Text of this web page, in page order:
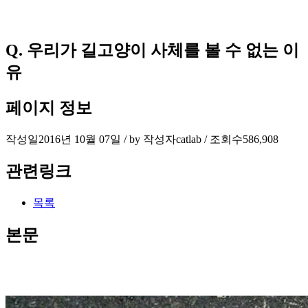
Q. 우리가 길고양이 사체를 볼 수 없는 이
유
페이지 정보
작성일2016년 10월 07일 / by 작성자catlab / 조회수586,908
관련링크
목록
본문